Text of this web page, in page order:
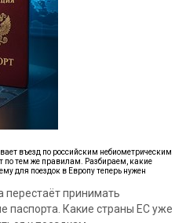
въезд по российским небиометрическим
по тем же правилам. Разбираем, какие
для поездок в Европу теперь нужен
перестаёт принимать
паспорта. Какие страны ЕС уже